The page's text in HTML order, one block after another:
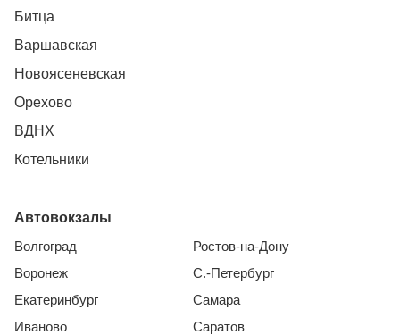
Битца
Варшавская
Новоясеневская
Орехово
ВДНХ
Котельники
Автовокзалы
Волгоград
Воронеж
Екатеринбург
Иваново
Ростов-на-Дону
С.-Петербург
Самара
Саратов